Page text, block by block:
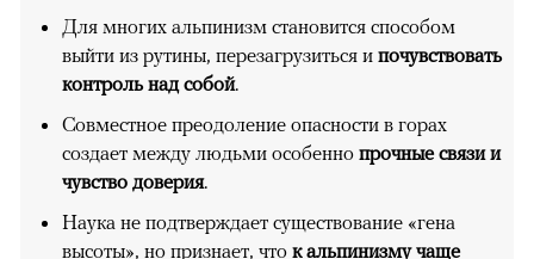
Для многих альпинизм становится способом
выйти из рутины, перезагрузиться и почувствовать
контроль над собой.
Совместное преодоление опасности в горах
создает между людьми особенно прочные связи и
чувство доверия.
Наука не подтверждает существование «гена
высоты», но признает, что к альпинизму чаще